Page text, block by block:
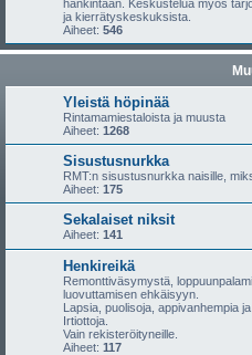
hankintaan. Keskustelua myös
ja kierrätyskeskuksista.
Aiheet: 546
Yleistä höpinää
Rintamamiestaloista ja muusta
Aiheet: 1268
Sisustusnurkka
RMT:n sisustusnurkka naisille,
Aiheet: 175
Sekalaiset niksit
Aiheet: 141
Henkireikä
Remonttiväsymystä,
luovuttamisen ehkäisyyn.
Lapsia, puolisoja, appivanhempia ja
Irtiottoja.
Vain rekisteröityneille.
Aiheet: 117